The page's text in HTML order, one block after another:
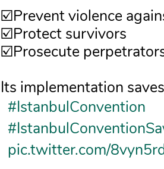
☑️Prevent violence
☑️Protect survivors
☑️Prosecute
Its implementation
#IstanbulConvention
pic.twitter.com/